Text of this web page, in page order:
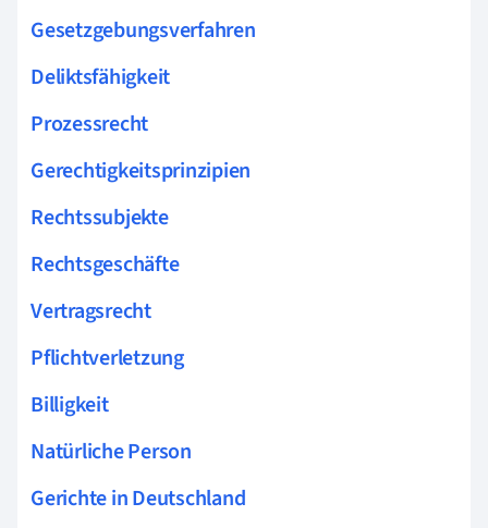
Gesetzgebungsverfahren
Deliktsfähigkeit
Prozessrecht
Gerechtigkeitsprinzipien
Rechtssubjekte
Rechtsgeschäfte
Vertragsrecht
Pflichtverletzung
Billigkeit
Natürliche Person
Gerichte in Deutschland